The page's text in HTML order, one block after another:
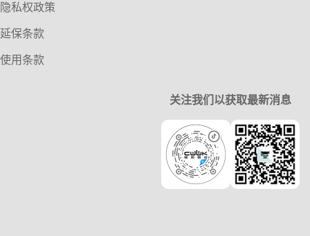
隐私权政策
延保条款
使用条款
关注我们以获取最新消息